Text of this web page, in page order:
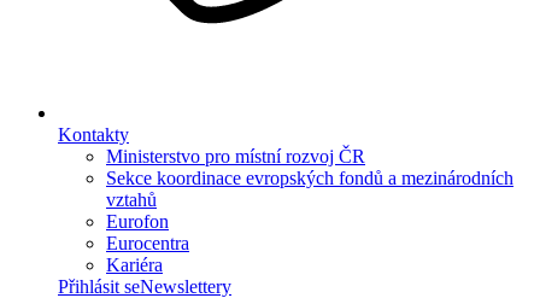
Kontakty
Ministerstvo pro místní rozvoj ČR
Sekce koordinace evropských fondů a mezinárodních
vztahů
Eurofon
Eurocentra
Kariéra
Přihlásit seNewslettery